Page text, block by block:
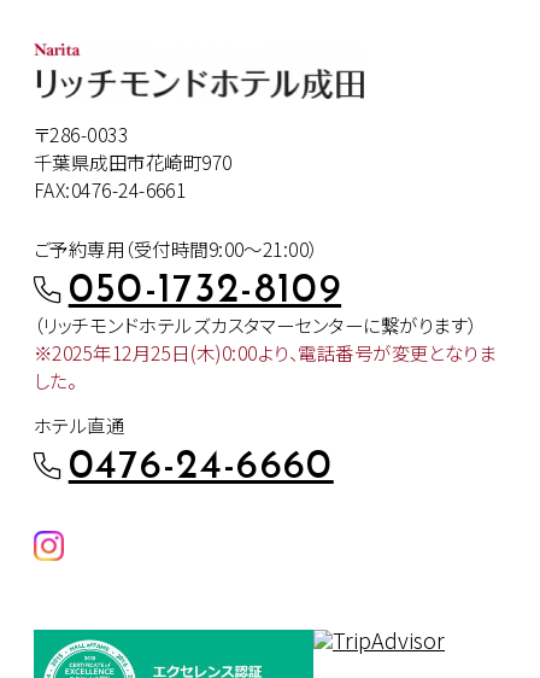
〒286-0033
千葉県成田市花崎町970
FAX:0476-24-6661
ご予約専用（受付時間9:00～21:00）
050-1732-8109
（リッチモンドホテルズカスタマーセンターに繋がります）
※2025年12月25日(木)0:00より、電話番号が変更となりま
した。
ホテル直通
0476-24-6660